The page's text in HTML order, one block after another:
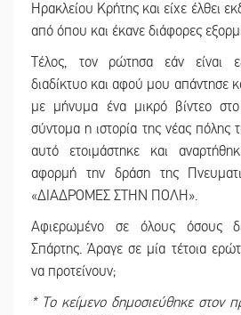
Ηρακλείου Κρήτης και είχε έλθει
από όπου και έκανε διάφορες
Τέλος, τον ρώτησα εάν είναι
διαδίκτυο και αφού μου απάντησε
με μήνυμα ένα μικρό βίντεο στο
σύντομα η ιστορία της νέας πόλης
αυτό ετοιμάστηκε και
αφορμή την δράση της
«ΔΙΑΔΡΟΜΕΣ ΣΤΗΝ ΠΟΛΗ».
Αφιερωμένο σε όλους όσους
Σπάρτης. Άραγε σε μία τέτοια
να προτείνουν;
* Το κείμενο δημοσιεύθηκε στον